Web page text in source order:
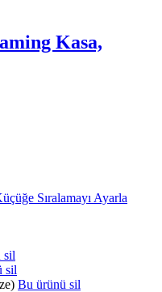
Kasa,
Sıralamayı Ayarla
sil
sil
Bu ürünü sil